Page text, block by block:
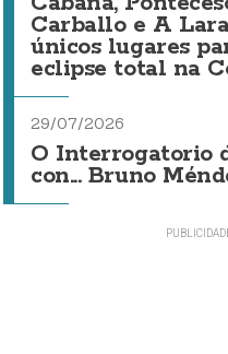
Carballo e A
únicos lugares
eclipse total na
29/07/2026
O Interrogatorio
con... Bruno